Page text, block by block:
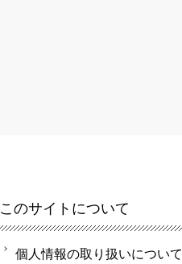
このサイトについて
個人情報の取り扱いについて